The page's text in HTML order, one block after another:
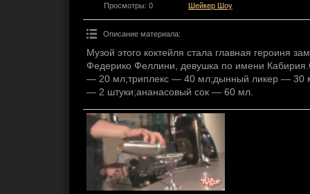
Просмотры: 0 Шейкер Шоу
Описание материала:
Музой этого коктейля стала главная героиня
Федерико Феллини, девушка по имени
— 20 мл;триплекс — 40 мл;дынный ликер — 30
— 2 штуки;ананасовый сок — 60 мл.